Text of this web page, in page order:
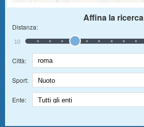
Affina la ricerca
Distanza:
10
Città:
Sport:
Ente: